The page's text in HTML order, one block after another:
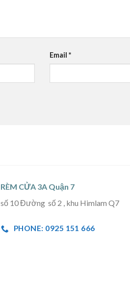
Email *
RÈM CỬA 3A Quận 7
số 10 Đường số 2 , khu Himlam Q7
PHONE: 0925 151 666